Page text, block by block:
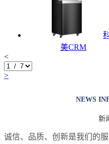
美CRM
<
>
NEWS
新
诚信、品质、创新是我们的